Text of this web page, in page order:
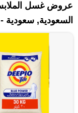
عروض غسل
السعودية, سعودية